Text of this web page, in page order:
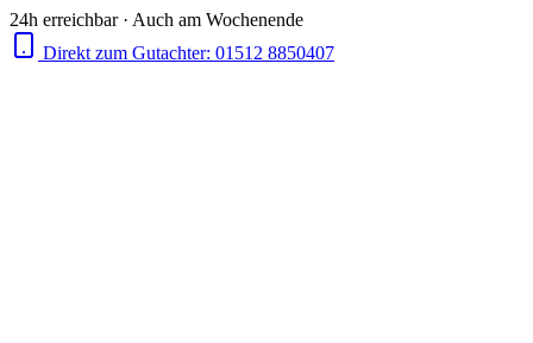
24h erreichbar · Auch am Wochenende
Direkt zum Gutachter: 01512 8850407